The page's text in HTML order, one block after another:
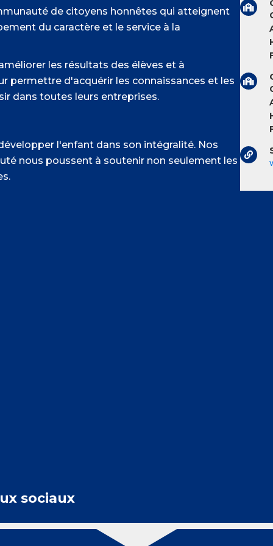
de citoyens honnêtes qui atteignent
du caractère et le service à la
les résultats des élèves et à
permettre d'acquérir les connaissances et les
dans toutes leurs entreprises.
l'enfant dans son intégralité. Nos
nous poussent à soutenir non seulement les
sociaux